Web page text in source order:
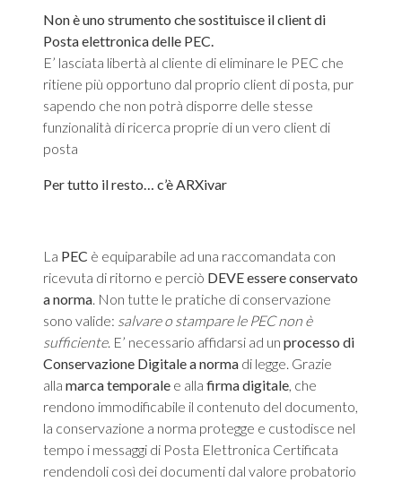
Non è uno strumento che sostituisce il client di
Posta elettronica delle PEC.
E’ lasciata libertà al cliente di eliminare le PEC che
ritiene più opportuno dal proprio client di posta, pur
sapendo che non potrà disporre delle stesse
funzionalità di ricerca proprie di un vero client di
posta
Per tutto il resto… c’èARXivar
La PEC è equiparabile ad una raccomandata con
ricevuta di ritorno e perciò DEVEessere conservato
a norma. Non tutte le pratiche di conservazione
sono valide: salvare o stampare le PEC non è
sufficiente. E’ necessario affidarsi ad un processo di
Conservazione Digitale a norma di legge. Grazie
alla marca temporale e alla firma digitale, che
rendono immodificabile il contenuto del documento,
la conservazione a norma protegge e custodisce nel
tempo i messaggi di Posta Elettronica Certificata
rendendoli così dei documenti dal valore probatorio